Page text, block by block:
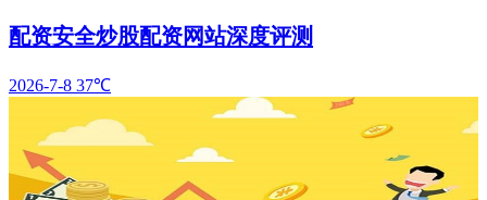
配资安全炒股配资网站深度评测
2026-7-8 37℃